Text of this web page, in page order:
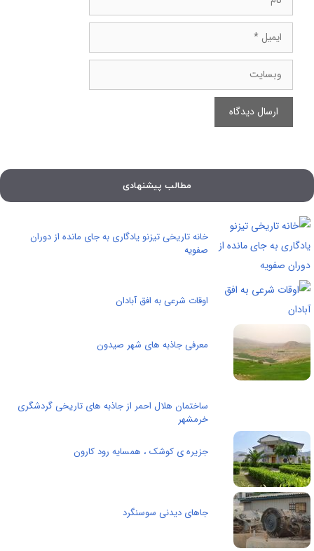
ایمیل
وبسایت
مطالب پیشنهادی
خانه تاریخی تیزنو یادگاری به جای مانده از دوران
صفویه
اوقات شرعی به افق آبادان
معرفی جاذبه های شهر صیدون
ساختمان هلال احمر از جاذبه های تاریخی گردشگری
خرمشهر
جزیره ی کوشک ، همسایه رود کارون
جاهای دیدنی سوسنگرد